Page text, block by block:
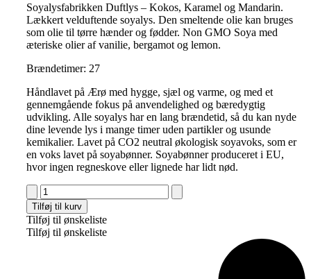
Soyalysfabrikken Duftlys – Kokos, Karamel og Mandarin.
Lækkert velduftende soyalys. Den smeltende olie kan bruges
som olie til tørre hænder og fødder. Non GMO Soya med
æteriske olier af vanilie, bergamot og lemon.
Brændetimer: 27
Håndlavet på Ærø med hygge, sjæl og varme, og med et
gennemgående fokus på anvendelighed og bæredygtig
udvikling. Alle soyalys har en lang brændetid, så du kan nyde
dine levende lys i mange timer uden partikler og usunde
kemikalier. Lavet på CO2 neutral økologisk soyavoks, som er
en voks lavet på soyabønner. Soyabønner produceret i EU,
hvor ingen regneskove eller lignede har lidt nød.
Soyalysfabrikken
Duftlys
-
Kokos,
Karamel
Tilføj til kurv
Tilføj til ønskeliste
Tilføj til ønskeliste